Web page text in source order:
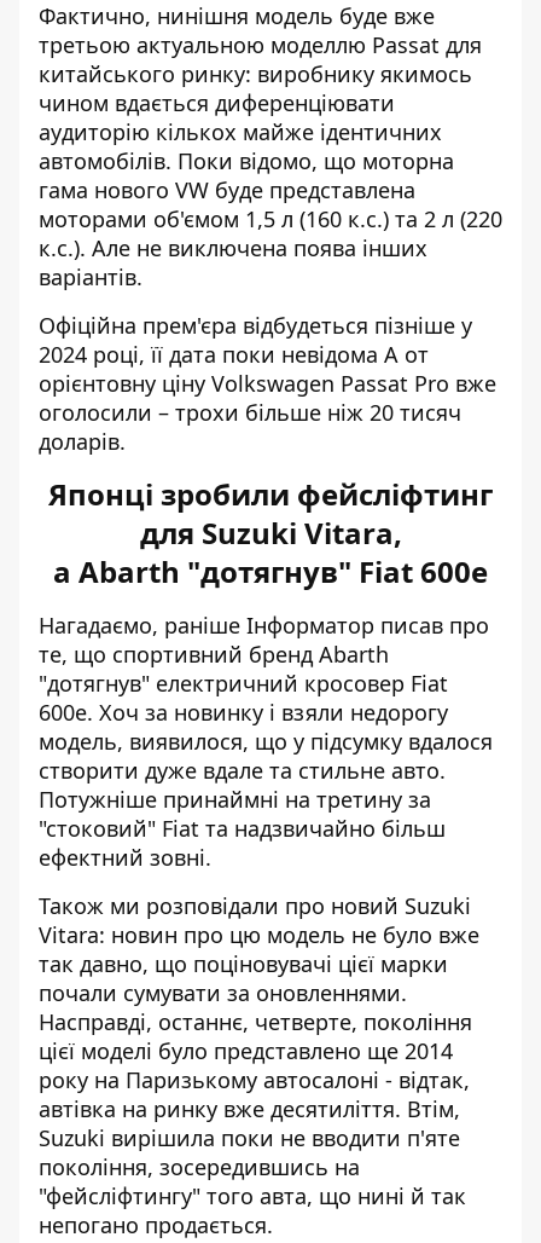
Фактично, нинішня модель буде вже
третьою актуальною моделлю Passat для
китайського ринку: виробнику якимось
чином вдається диференціювати
аудиторію кількох майже ідентичних
автомобілів. Поки відомо, що моторна
гама нового VW буде представлена
моторами об'ємом 1,5 л (160 к.с.) та 2 л (220
к.с.). Але не виключена поява інших
варіантів.
Офіційна прем'єра відбудеться пізніше у
2024 році, її дата поки невідома А от
орієнтовну ціну Volkswagen Passat Pro вже
оголосили – трохи більше ніж 20 тисяч
доларів.
Японці зробили фейсліфтинг
для Suzuki Vitara,
а Abarth "дотягнув" Fiat 600e
Нагадаємо, раніше Інформатор писав про
те, що спортивний бренд Abarth
"дотягнув" електричний кросовер Fiat
600e. Хоч за новинку і взяли недорогу
модель, виявилося, що у підсумку вдалося
створити дуже вдале та стильне авто.
Потужніше принаймні на третину за
"стоковий" Fiat та надзвичайно більш
ефектний зовні.
Також ми розповідали про новий Suzuki
Vitara: новин про цю модель не було вже
так давно, що поціновувачі цієї марки
почали сумувати за оновленнями.
Насправді, останнє, четверте, покоління
цієї моделі було представлено ще 2014
року на Паризькому автосалоні - відтак,
автівка на ринку вже десятиліття. Втім,
Suzuki вирішила поки не вводити п'яте
покоління, зосередившись на
"фейсліфтингу" того авта, що нині й так
непогано продається.